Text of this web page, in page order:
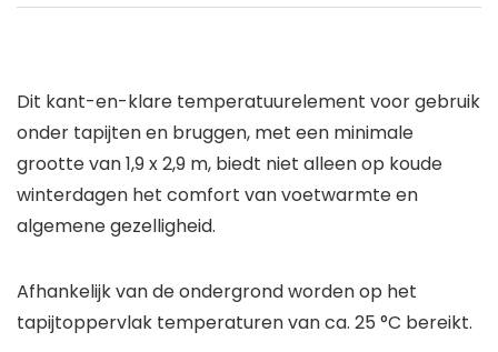
Dit kant-en-klare temperatuurelement voor gebruik
onder tapijten en bruggen, met een minimale
grootte van 1,9 x 2,9 m, biedt niet alleen op koude
winterdagen het comfort van voetwarmte en
algemene gezelligheid.
Afhankelijk van de ondergrond worden op het
tapijtoppervlak temperaturen van ca. 25 °C bereikt.